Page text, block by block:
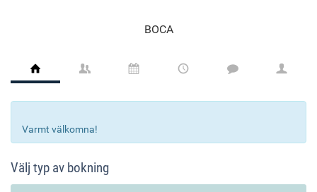
BOCA
Varmt välkomna!
Välj typ av bokning